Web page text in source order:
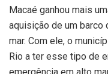
Macaé ganhou mais
aquisição de um
mar. Com ele, o
Rio a ter esse tipo de